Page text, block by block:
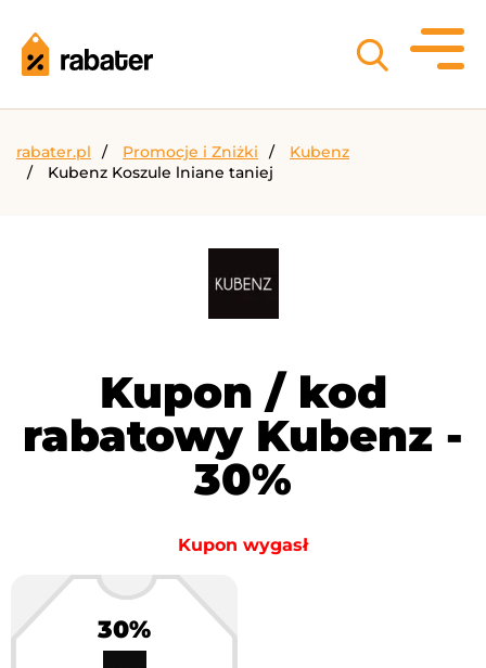
rabater.pl Promocje i Zniżki
Kubenz
Kubenz Koszule lniane taniej
Kupon / kod
rabatowy Kubenz -
30%
Kupon wygasł
30%